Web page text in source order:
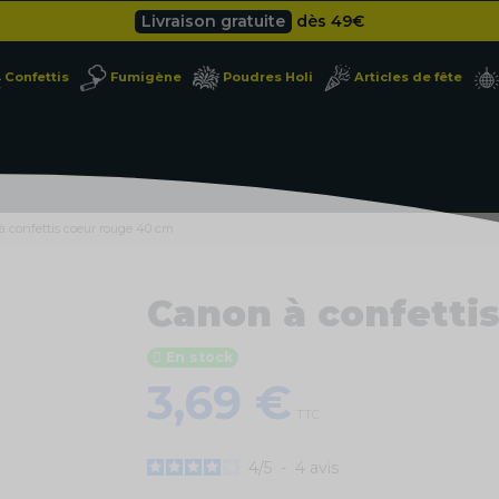
Livraison gratuite dès 49€
Cliquez ici
Confettis Fumigène Poudres Holi Articles de fête
confettis coeur rouge 40 cm
Canon à
En stock
3,69 €
4 5 - 4 avis